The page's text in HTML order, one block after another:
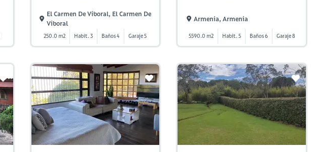
El Carmen De Viboral, El Carmen De
Viboral
250.0 m2 Habit. 3 Baños 4 Garaje 5
Armenia, Armenia
5590.0 m2 Habit. 5 Baños 6 Garaje 8